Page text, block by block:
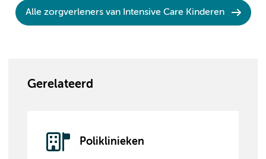
Alle zorgverleners van Intensive Care Kinderen
Gerelateerd
Poliklinieken